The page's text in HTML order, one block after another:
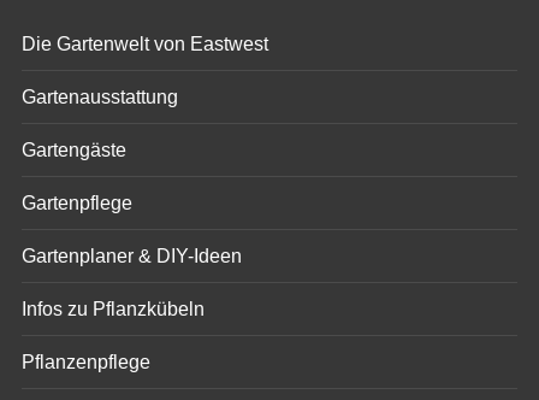
Die Gartenwelt von Eastwest
Gartenausstattung
Gartengäste
Gartenpflege
Gartenplaner & DIY-Ideen
Infos zu Pflanzkübeln
Pflanzenpflege